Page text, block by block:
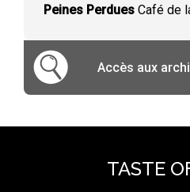
Peines Perdues Café de
Accès aux
TASTE